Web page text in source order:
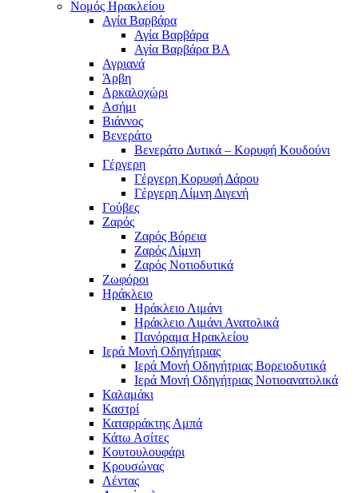
Νομός Ηρακλείου
Αγία Βαρβάρα
Αγία Βαρβάρα
Αγία Βαρβάρα ΒΑ
Αγριανά
Άρβη
Αρκαλοχώρι
Ασήμι
Βιάννος
Βενεράτο
Βενεράτο Δυτικά – Κορυφή Κουδούνι
Γέργερη
Γέργερη Κορυφή Δάρου
Γέργερη Λίμνη Διγενή
Γούβες
Ζαρός
Ζαρός Βόρεια
Ζαρός Λίμνη
Ζαρός Νοτιοδυτικά
Ζωφόροι
Ηράκλειο
Ηράκλειο Λιμάνι
Ηράκλειο Λιμάνι Ανατολικά
Πανόραμα Ηρακλείου
Ιερά Μονή Οδηγήτριας
Ιερά Μονή Οδηγήτριας Βορειοδυτικά
Ιερά Μονή Οδηγήτριας Νοτιοανατολικά
Καλαμάκι
Καστρί
Καταρράκτης Αμπά
Κάτω Ασίτες
Κουτουλουφάρι
Κρουσώνας
Λέντας